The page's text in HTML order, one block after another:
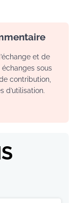
et de
sous
contribution,
d’utilisation.